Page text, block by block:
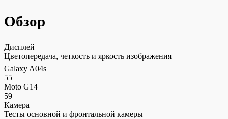
Обзор
Дисплей
Цветопередача, четкость и яркость изображения
Galaxy A04s
55
Moto G14
59
Камера
Тесты основной и фронтальной камеры